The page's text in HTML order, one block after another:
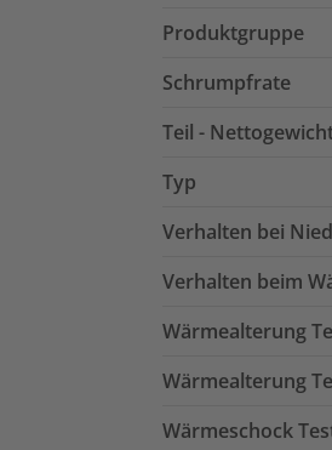
Produktgruppe
Schrumpfrate
Teil -
Typ
Verhalten bei
Verhalten beim
Wärmealterung
Wärmealterung
Wärmeschock